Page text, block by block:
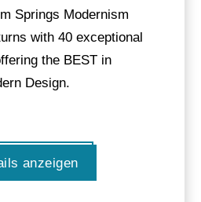
Springs Modernism
with 40 exceptional
the BEST in
Design.
anzeigen